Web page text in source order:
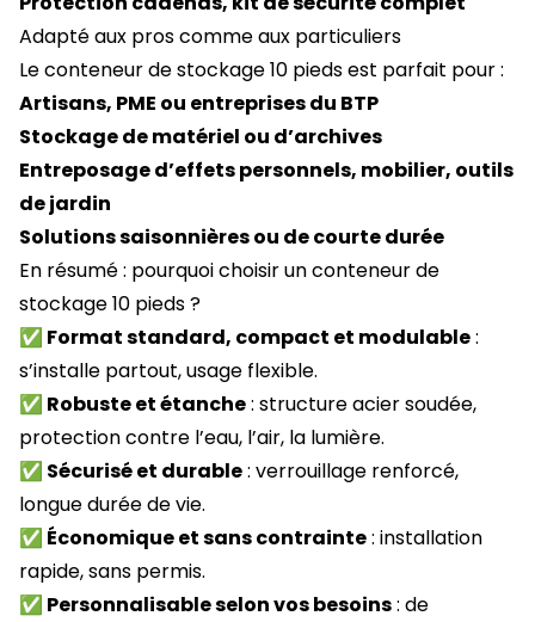
Adapté aux pros comme aux particuliers
Le conteneur de stockage 10 pieds est parfait pour :
Artisans, PME ou entreprises du BTP
Stockage de matériel ou d’archives
Entreposage d’effets personnels, mobilier, outils
de jardin
Solutions saisonnières ou de courte durée
En résumé : pourquoi choisir un conteneur de
stockage 10 pieds ?
✅ Format standard, compact et modulable:
s’installe partout, usage flexible.
✅ Robuste et étanche: structure acier soudée,
protection contre l’eau, l’air, la lumière.
✅ Sécurisé et durable: verrouillage renforcé,
longue durée de vie.
✅ Économique et sans contrainte: installation
rapide, sans permis.
✅ Personnalisable selon vos besoins: de